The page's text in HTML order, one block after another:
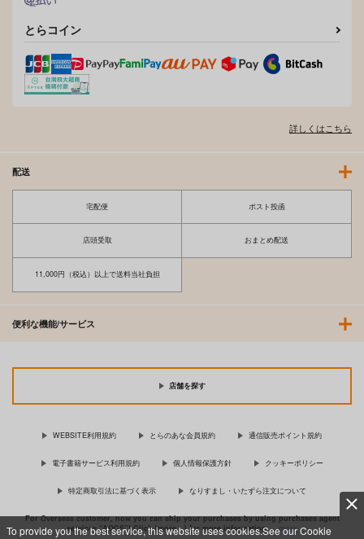
To provide you the best service, this website uses cookies.See our Cookie
とらコイン
詳しくはこちら
配送
宅配便 ポスト投函
店頭受取 おまとめ配送
11,000円（税込）以上で送料当社負担
便利な機能/サービス
店舗を探す
WEBSITE利用規約 とらのあな会員規約 通信販売ポイント規約
電子書籍サービス利用規約 個人情報保護方針 クッキーポリシー
特定商取引法に基づく表示 なりすまし・いたずら注文について
For Overseas customer, now you can ship your purchases by using purchases agent
services “AOCS”! Click {more…} for more information …more